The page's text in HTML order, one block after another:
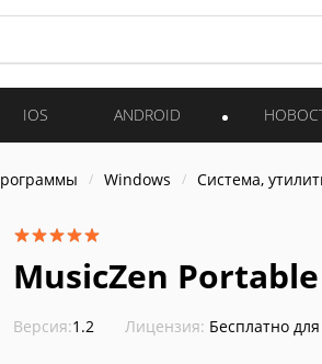
IOS ANDROID
Windows Система,
MusicZen Portable
Версия:1.2 Лицензия: Бесплатно